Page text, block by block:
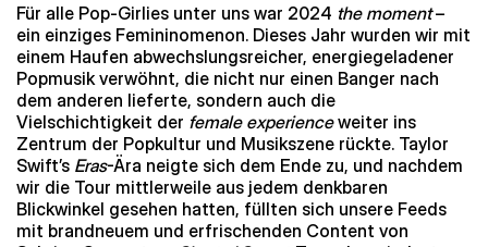
Für alle Pop-Girlies unter uns war 2024 the moment–
ein einziges Femininomenon. Dieses Jahr wurden wir mit
einem Haufen abwechslungsreicher, energiegeladener
Popmusik verwöhnt, die nicht nur einen Banger nach
dem anderen lieferte, sondern auch die
Vielschichtigkeit der female experienceweiter ins
Zentrum der Popkultur und Musikszene rückte. Taylor
Swift’s Eras-Ära neigte sich dem Ende zu, und nachdem
wir die Tour mittlerweile aus jedem denkbaren
Blickwinkel gesehen hatten, füllten sich unsere Feeds
mit brandneuem und erfrischenden Content von